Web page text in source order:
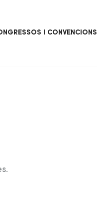
I CONVENCIONS